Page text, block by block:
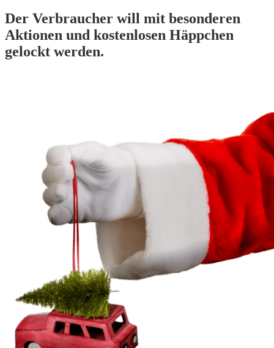
Der Verbraucher will mit besonderen
Aktionen und kostenlosen Häppchen
gelockt werden.